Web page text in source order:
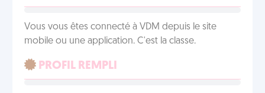
Vous vous êtes connecté à VDM depuis le site
mobile ou une application. C'est la classe.
PROFIL REMPLI